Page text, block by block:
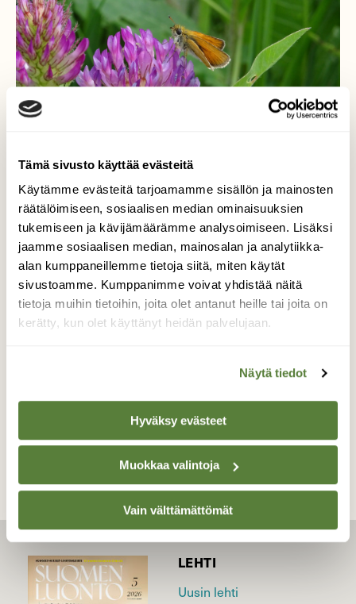
Tämä sivusto käyttää evästeitä
Käytämme evästeitä tarjoamamme sisällön ja mainosten
räätälöimiseen, sosiaalisen median ominaisuuksien
tukemiseen ja kävijämäärämme analysoimiseen. Lisäksi
jaamme sosiaalisen median, mainosalan ja analytiikka-
alan kumppaneillemme tietoja siitä, miten käytät
sivustoamme. Kumppanimme voivat yhdistää näitä
tietoja muihin tietoihin, joita olet antanut heille tai joita on
kerätty, kun olet käyttänyt heidän palvelujaan.
Näytä tiedot
Hyväksy evästeet
Muokkaa valintoja
Vain välttämättömät
Lauhahiipijä
Lauhahiipijä on löytänyt tuoreen puna-apilan
herkukseen.
Valokuvaaja: Liisa Niiva-Korpela, Taipalsaari
TAKAISIN LISTAAN
LEHTI
Uusin lehti